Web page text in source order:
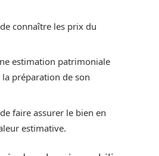
connaître les prix du
estimation patrimoniale
la préparation de son
faire assurer le bien en
estimative.